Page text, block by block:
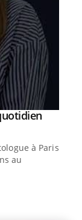
à Paris,
au